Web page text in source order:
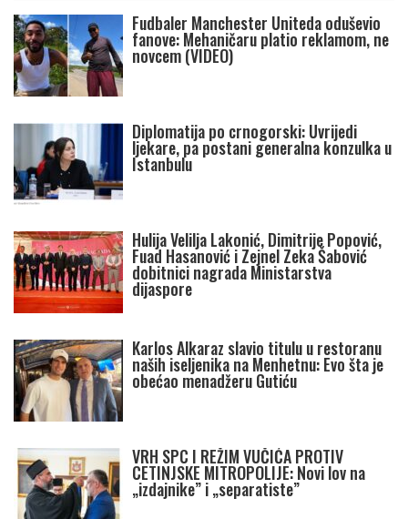
Fudbaler Manchester Uniteda oduševio
fanove: Mehaničaru platio reklamom, ne
novcem (VIDEO)
Diplomatija po crnogorski: Uvrijedi
ljekare, pa postani generalna konzulka u
Istanbulu
Hulija Velilja Lakonić, Dimitrije Popović,
Fuad Hasanović i Zejnel Zeka Šabović
dobitnici nagrada Ministarstva
dijaspore
Karlos Alkaraz slavio titulu u restoranu
naših iseljenika na Menhetnu: Evo šta je
obećao menadžeru Gutiću
VRH SPC I REŽIM VUČIĆA PROTIV
CETINJSKE MITROPOLIJE: Novi lov na
„izdajnike” i „separatiste”